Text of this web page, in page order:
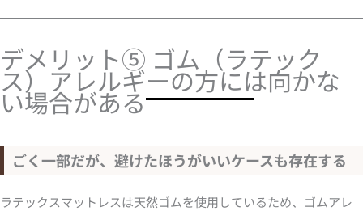
デメリット⑤ ゴム（ラテック
ス）アレルギーの方には向かな
い場合がある
ごく一部だが、避けたほうがいいケースも存在する
ラテックスマットレスは天然ゴムを使用しているため、ゴムアレ